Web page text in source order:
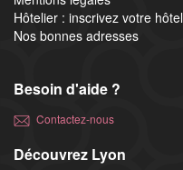
Hôtelier : inscrivez votre hôtel
Nos bonnes adresses
Besoin d'aide ?
Contactez-nous
Découvrez Lyon